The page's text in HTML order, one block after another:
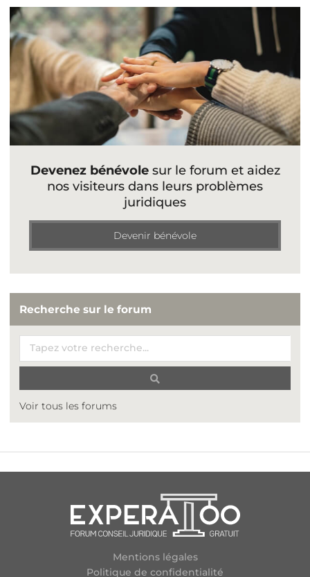
Devenez bénévolesur le forum et aidez
nos visiteurs dans leurs problèmes
juridiques
Devenir bénévole
Recherche sur le forum
Voir tous les forums
Mentions légales
Politique de confidentialité